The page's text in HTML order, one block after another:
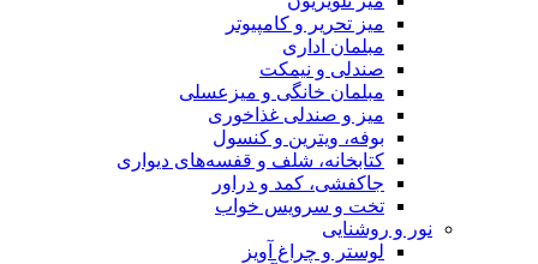
میز تحریر و کامپیوتر
مبلمان اداری
صندلی و نیمکت
مبلمان خانگی و میزعسلی
میز و صندلی غذاخوری
بوفه، ویترین و کنسول
کتابخانه، شلف و قفسه‌های دیواری
جاکفشی، کمد و دراور
تخت و سرویس خواب
نور و روشنایی
لوستر و چراغ آویز